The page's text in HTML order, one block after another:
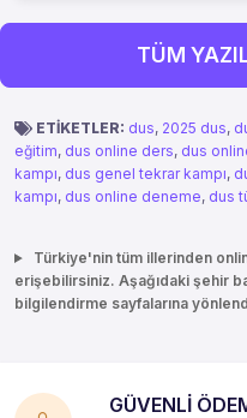
TÜM
ETİKETLER: dus, 2025 dus,
eğitim, dus online ders, dus
kampı, dus genel tekrar kampı,
kampı, dus online deneme, dus
Türkiye'nin tüm illerinden
erişebilirsiniz. Aşağıdaki şehir
bilgilendirme sayfalarına
GÜVENLİ